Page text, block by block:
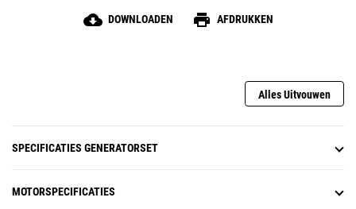
cloud_download DOWNLOADEN print AFDRUKKEN
Alles Uitvouwen
SPECIFICATIES GENERATORSET
MOTORSPECIFICATIES